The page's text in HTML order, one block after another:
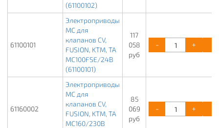
(61100102)
61100101
Электроприводы
МС для
клапанов CV,
FUSION, KTM, TA
MC100FSE/24В
(61100101)
117
058
руб
- +
61160002
Электроприводы
МС для
клапанов CV,
FUSION, KTM, TA
МС160/230В
85
069
руб
- +